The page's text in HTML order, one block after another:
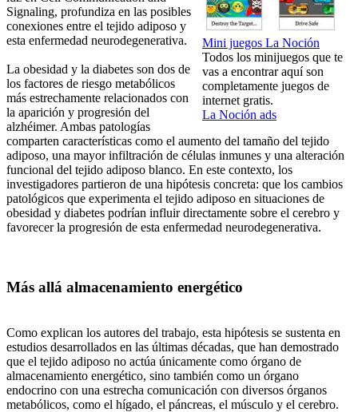
Mini juegos La Noción
Todos los minijuegos que te
vas a encontrar aquí son
completamente juegos de
internet gratis.
La Noción ads
Signaling, profundiza en las posibles
conexiones entre el tejido adiposo y
esta enfermedad neurodegenerativa.
La obesidad y la diabetes son dos de
los factores de riesgo metabólicos
más estrechamente relacionados con
la aparición y progresión del
alzhéimer. Ambas patologías
comparten características como el aumento del tamaño del tejido
adiposo, una mayor infiltración de células inmunes y una alteración
funcional del tejido adiposo blanco. En este contexto, los
investigadores partieron de una hipótesis concreta: que los cambios
patológicos que experimenta el tejido adiposo en situaciones de
obesidad y diabetes podrían influir directamente sobre el cerebro y
favorecer la progresión de esta enfermedad neurodegenerativa.
Más allá almacenamiento energético
Como explican los autores del trabajo, esta hipótesis se sustenta en
estudios desarrollados en las últimas décadas, que han demostrado
que el tejido adiposo no actúa únicamente como órgano de
almacenamiento energético, sino también como un órgano
endocrino con una estrecha comunicación con diversos órganos
metabólicos, como el hígado, el páncreas, el músculo y el cerebro.